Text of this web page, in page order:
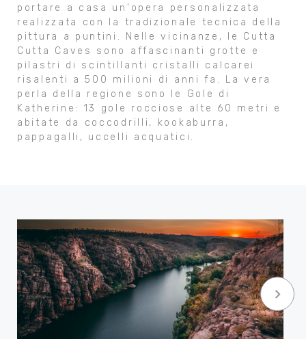
portare a casa un'opera personalizzata
realizzata con la tradizionale tecnica della
pittura a puntini. Nelle vicinanze, le Cutta
Cutta Caves sono affascinanti grotte e
pilastri di scintillanti cristalli calcarei
risalenti a 500 milioni di anni fa. La vera
perla della regione sono le Gole di
Katherine: 13 gole rocciose alte 60 metri e
abitate da coccodrilli, kookaburra,
pappagalli, uccelli acquatici.
keyboard_arrow_right